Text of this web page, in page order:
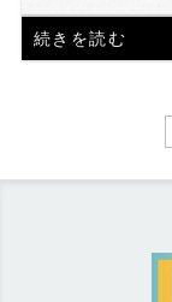
続きを読む